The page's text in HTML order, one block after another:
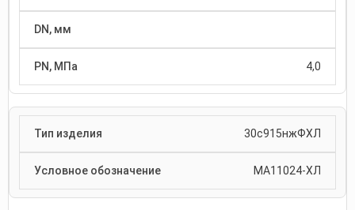
4,0
30с915нжФХЛ
МА11024-ХЛ